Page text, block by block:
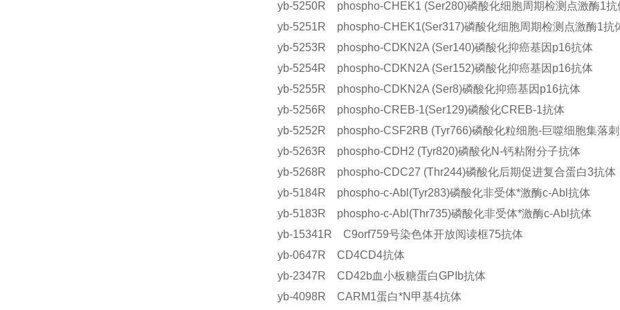
yb-5250R phospho-CHEK1 (Ser280)磷酸化细胞周期检测点激酶1抗
yb-5251R phospho-CHEK1(Ser317)磷酸化细胞周期检测点激酶1抗
yb-5253R phospho-CDKN2A (Ser140)磷酸化抑癌基因p16抗体
yb-5254R phospho-CDKN2A (Ser152)磷酸化抑癌基因p16抗体
yb-5255R phospho-CDKN2A (Ser8)磷酸化抑癌基因p16抗体
yb-5256R phospho-CREB-1(Ser129)磷酸化CREB-1抗体
yb-5252R phospho-CSF2RB (Tyr766)磷酸化粒细胞-巨噬细胞集落
yb-5263R phospho-CDH2 (Tyr820)磷酸化N-钙粘附分子抗体
yb-5268R phospho-CDC27 (Thr244)磷酸化后期促进复合蛋白3抗体
yb-5184R phospho-c-Abl(Tyr283)磷酸化非受体*激酶c-Abl抗体
yb-5183R phospho-c-Abl(Thr735)磷酸化非受体*激酶c-Abl抗体
yb-15341R C9orf759号染色体开放阅读框75抗体
yb-0647R CD4CD4抗体
yb-2347R CD42b血小板糖蛋白GPIb抗体
yb-4098R CARM1蛋白*N甲基4抗体